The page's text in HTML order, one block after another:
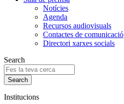
Notícies
Agenda
Recursos audiovisuals
Contactes de comunicació
Directori xarxes socials
Search
Institucions